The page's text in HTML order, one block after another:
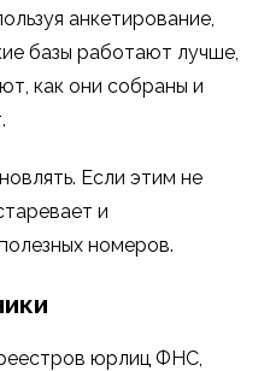
анкетирование,
базы работают лучше,
как они собраны и
Если этим не
и
номеров.
юрлиц ФНС,